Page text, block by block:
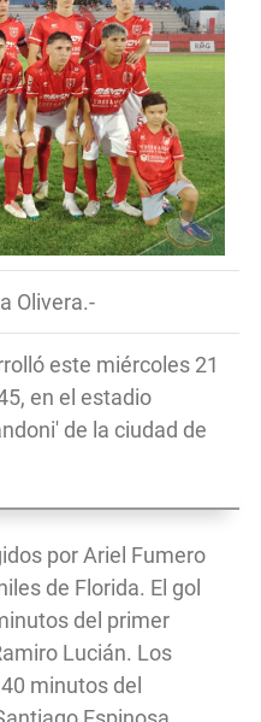
Olivera.-
este miércoles 21
en el estadio
de la ciudad de
por Ariel Fumero
de Florida. El gol
del primer
Lucián. Los
minutos del